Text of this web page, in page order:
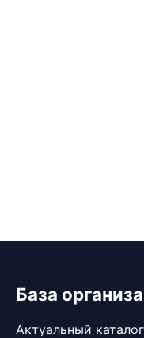
База
Актуальный